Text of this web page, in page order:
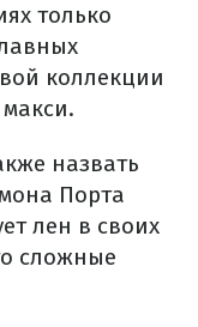
только
коллекции
назвать
Порта
лен в своих
сложные